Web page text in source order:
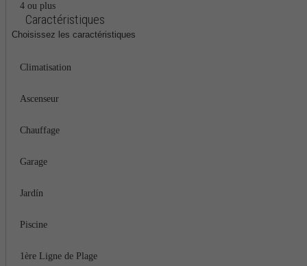
4 ou plus
Caractéristiques
Choisissez les caractéristiques
Climatisation
Ascenseur
Chauffage
Garage
Jardín
Piscine
1ère Ligne de Plage